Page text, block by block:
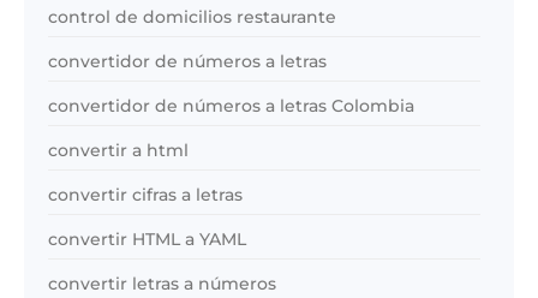
control de domicilios restaurante
convertidor de números a letras
convertidor de números a letras Colombia
convertir a html
convertir cifras a letras
convertir HTML a YAML
convertir letras a números